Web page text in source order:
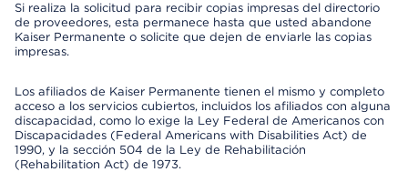
Si realiza la solicitud para recibir copias impresas del directorio
de proveedores, esta permanece hasta que usted abandone
Kaiser Permanente o solicite que dejen de enviarle las copias
impresas.
Los afiliados de Kaiser Permanente tienen el mismo y completo
acceso a los servicios cubiertos, incluidos los afiliados con alguna
discapacidad, como lo exige la Ley Federal de Americanos con
Discapacidades (Federal Americans with Disabilities Act) de
1990, y la sección 504 de la Ley de Rehabilitación
(Rehabilitation Act) de 1973.